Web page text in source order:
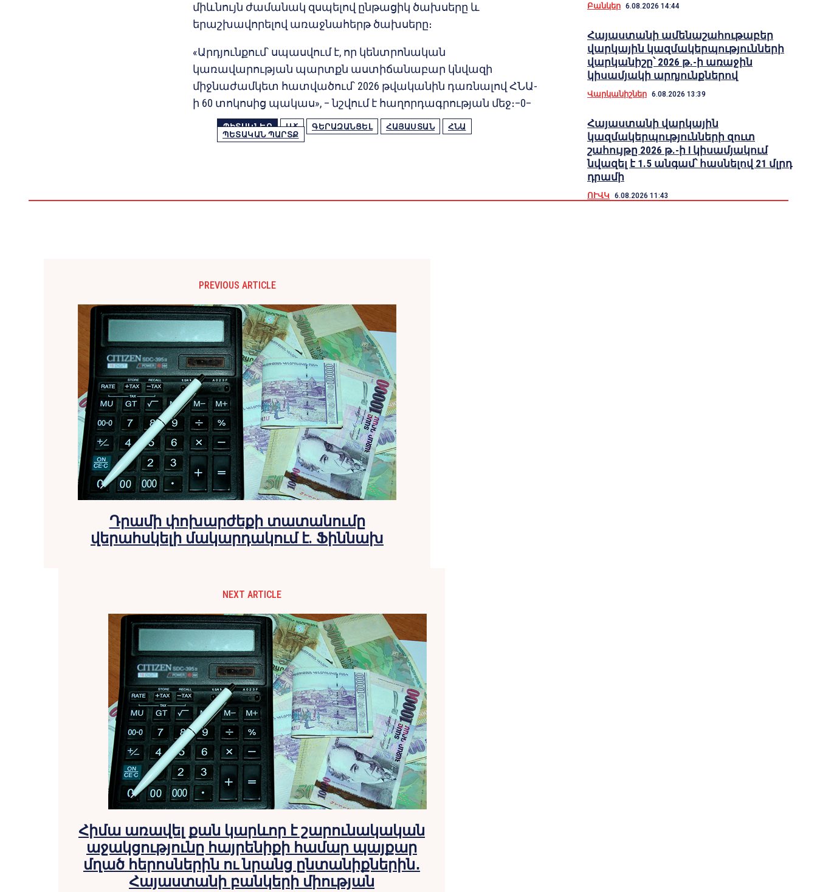
միևնույն ժամանակ զսպելով ընթացիկ ծախսերը և
երաշխավորելով առաջնահերթ ծախսերը։
«Արդյունքում՝ սպասվում է, որ կենտրոնական
կառավարության պարտքն աստիճանաբար կնվազի
միջնաժամկետ հատվածում՝ 2026 թվականին դառնալով ՀՆԱ-
ի 60 տոկոսից պակաս», – նշվում է հաղորդագրության մեջ։–0–
ՊԻՏԱԿՆԵՐ ԱՃ ԳԵՐԱԶԱՆՑԵԼ ՀԱՅԱՍՏԱՆ
ՀՆԱ
ՊԵՏԱԿԱՆ ՊԱՐՏՔ
Բանկեր 6.08.2026 14:44
Հայաստանի ամենաշահութաբեր
վարկային կազմակերպությունների
վարկանիշը՝ 2026 թ.-ի առաջին
կիսամյակի արդյունքներով
Վարկանիշներ 6.08.2026 13:39
Հայաստանի վարկային
կազմակերպությունների զուտ
շահույթը 2026 թ.-ի I կիսամյակում
նվազել է 1.5 անգամ՝ հասնելով 21 մլրդ
դրամի
ՈՒՎԿ 6.08.2026 11:43
PREVIOUS ARTICLE
Դրամի փոխարժեքի տատանումը
վերահսկելի մակարդակում է. Ֆիննախ
NEXT ARTICLE
Հիմա առավել քան կարևոր է շարունակական
աջակցությունը հայրենիքի համար պայքար
մղած հերոսներին ու նրանց ընտանիքներին․
Հայաստանի բանկերի միության